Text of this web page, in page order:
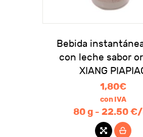
Bebida
con leche sabor
XIANG
1,80€
con IVA
80 g - 22.50